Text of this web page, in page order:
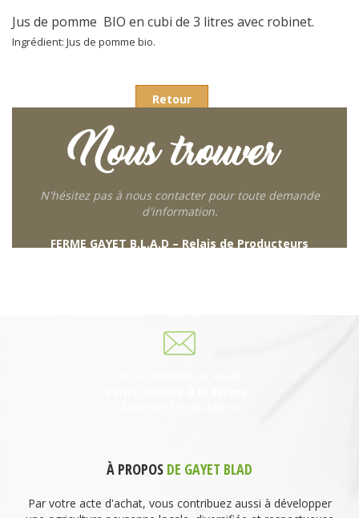
Jus de pomme BIO en cubi de 3 litres avec robinet.
Ingrédient: Jus de pomme bio.
Retour
Nous trouver
N'hésitez pas à nous contacter pour toute demande
d'information.
FERME GAYET B.L.A.D – Relais de Producteurs
À PROPOS DE GAYET BLAD
Par votre acte d'achat, vous contribuez aussi à développer